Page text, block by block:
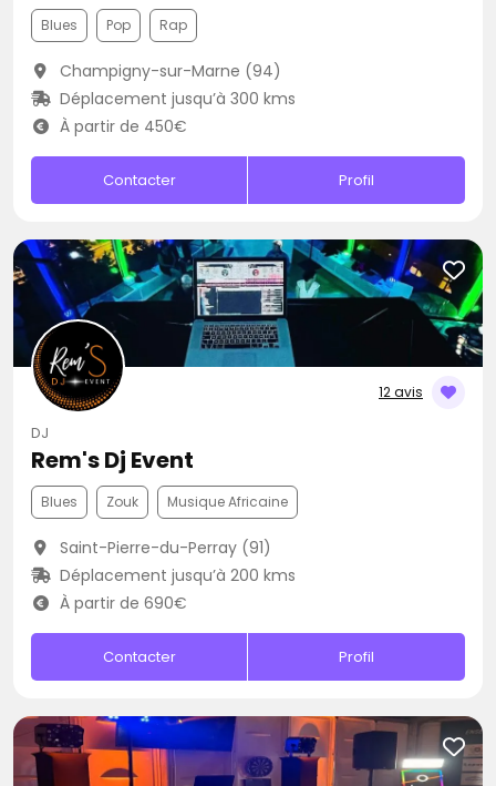
Blues Pop Rap
Champigny-sur-Marne (94)
Déplacement jusqu’à 300 kms
À partir de 450€
Contacter Profil
12 avis
DJ
Rem's Dj Event
Blues Zouk Musique Africaine
Saint-Pierre-du-Perray (91)
Déplacement jusqu’à 200 kms
À partir de 690€
Contacter Profil